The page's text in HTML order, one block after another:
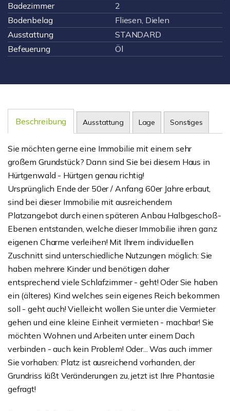
Badezimmer
2
Bodenbelag
Fliesen, Dielen
Ausstattung
STANDARD
Befeuerung
Öl
Beschreibung Ausstattung Lage Sonstiges
Sie möchten gerne eine Immobilie mit einem sehr
großem Grundstück? Dann sind Sie bei diesem Haus in
Hürtgenwald - Hürtgen genau richtig!
Ursprünglich Ende der 50er / Anfang 60er Jahre erbaut,
sind bei dieser Immobilie mit ausreichendem
Platzangebot durch einen späteren Anbau Halbgeschoß-
Ebenen entstanden, welche dieser Immobilie ihren ganz
eigenen Charme verleihen! Mit Ihrem individuellen
Zuschnitt sind unterschiedliche Nutzungen möglich: Sie
haben mehrere Kinder und benötigen daher
entsprechend viele Schlafzimmer - geht! Oder Sie haben
ein (älteres) Kind welches sein eigenes Reich bekommen
soll - geht auch! Vielleicht wollen Sie unter die Vermieter
gehen und eine kleine Einheit vermieten - machbar! Sie
möchten Wohnen und Arbeiten unter einem Dach
verbinden - auch kein Problem! Oder... Was auch immer
Sie vorhaben: Platz ist ausreichend vorhanden, der
Grundriss läßt Veränderungen zu, jetzt ist Ihre Phantasie
gefragt!